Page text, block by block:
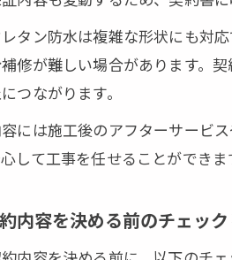
タン防水は複雑な形状にも対
修が難しい場合があります。
つながります。
には施工後のアフターサービ
して工事を任せることができま
内容を決める前のチェック